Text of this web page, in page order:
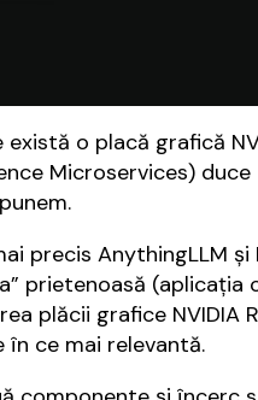
o placă grafică
Microservices)
precis AnythingLLM
prietenoasă
plăcii grafice NVIDIA
ce mai relevantă.